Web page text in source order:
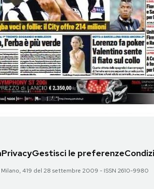
PrivacyGestisci le preferenze
419 del 28 settembre 2009 - ISSN 2610-9980